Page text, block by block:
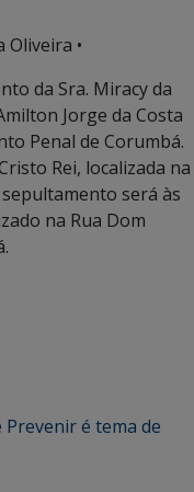
Oliveira •
da Sra. Miracy da
Jorge da Costa
Penal de Corumbá.
Rei, localizada na
será às
na Rua Dom
é tema de